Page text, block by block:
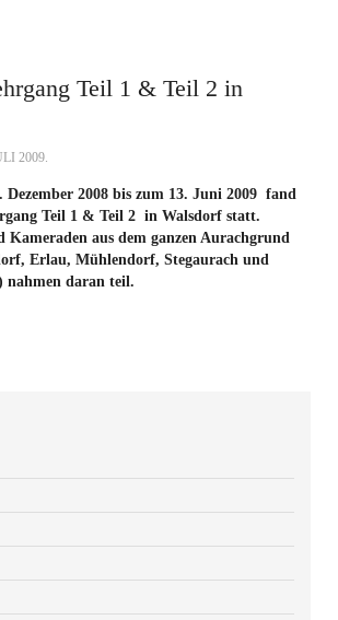
Teil 1 & Teil 2 in
2009.
2008 bis zum 13. Juni 2009 fand
Teil 1 & Teil 2 in Walsdorf statt.
Kameraden aus dem ganzen Aurachgrund
Erlau, Mühlendorf, Stegaurach und
nahmen daran teil.